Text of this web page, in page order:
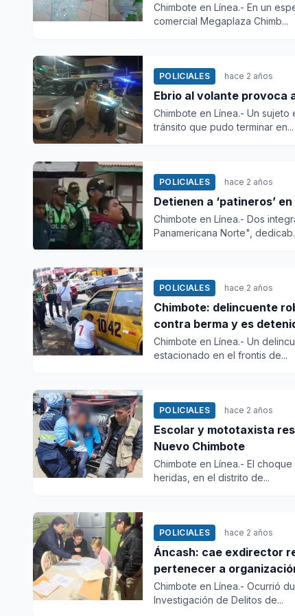
Chimbote en Línea.- En un
comercial Megaplaza Chimb...
POLICIALES hace 2 años
Ebrio al volante provoca
Chimbote en Línea.- Un
tránsito que pudo terminar en...
POLICIALES hace 2 años
Detienen a ‘patineros’
Chimbote en Línea.- Dos
Panamericana Norte",
POLICIALES hace 2 años
Chimbote: delincuente
contra berma y es
Chimbote en Línea.- Un
estacionado en el frontis de...
POLICIALES hace 2 años
Escolar y mototaxista
Nuevo Chimbote
Chimbote en Línea.- El
heridas, en el distrito de...
POLICIALES hace 2 años
Áncash: cae exdirector
pertenecer a
Chimbote en Línea.- Ocurrió
Investigación de Delitos de...